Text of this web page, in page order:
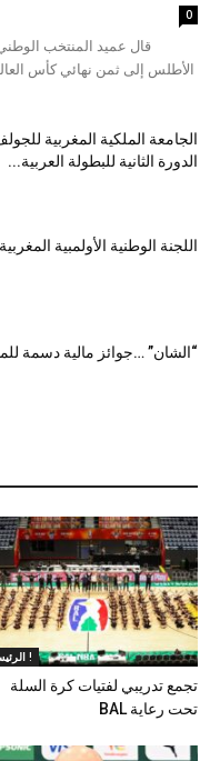
0
الأطلس إلى ثمن نهائي كأس
الجامعة الملكية المغربية
الدورة الثانية للبطولة العربية...
اللجنة الوطنية الأولمبية
“الشان” …جوائز مالية دسمة
الرئيسية !
تجمع تدريبي لفتيات كرة السلة
تحت رعاية BAL